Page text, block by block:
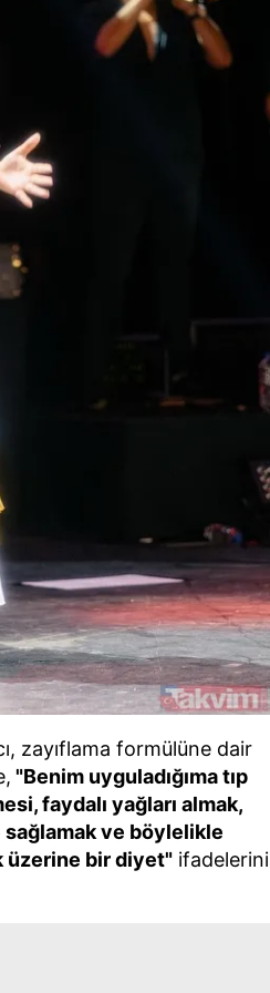
bilgi almak için lütfen
tıklayınız
zayıflama formülüne dair
"Benim uyguladığıma tıp
faydalı yağları almak,
ve böylelikle
üzerine bir diyet" ifadelerini